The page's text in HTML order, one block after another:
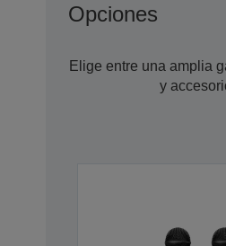
Opciones
Elige entre una amplia
y